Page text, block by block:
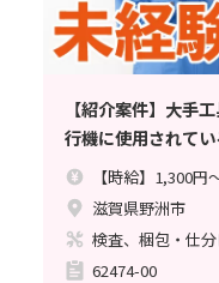
【紹介案件】大手
行機に使用されて
のお仕事【時給】1,300円
滋賀県野洲市
検査、梱包・仕
62474-00